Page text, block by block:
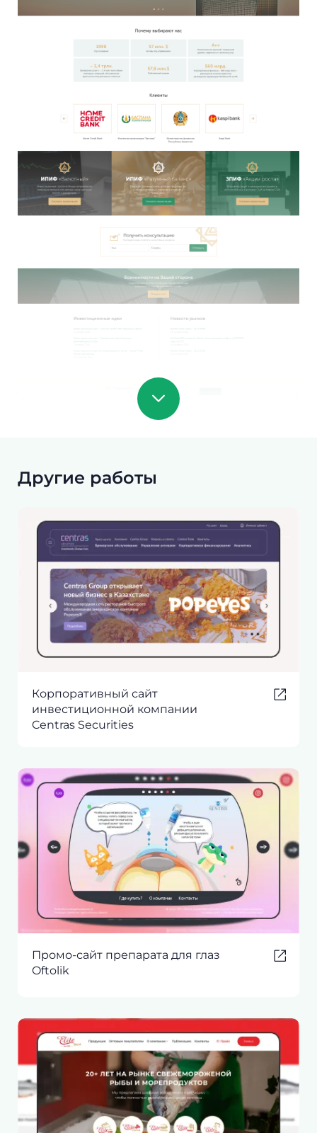
Другие работы
Корпоративный сайт
инвестиционной компании
Centras Securities
Промо-сайт препарата для глаз
Oftolik